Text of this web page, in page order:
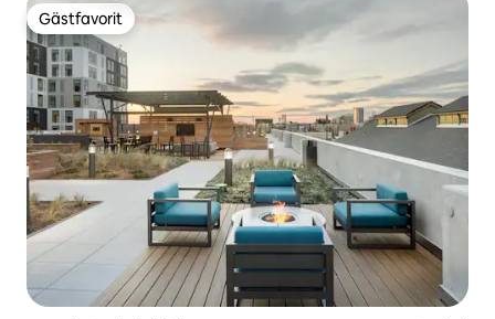
Gästfavorit
Gästfavorit